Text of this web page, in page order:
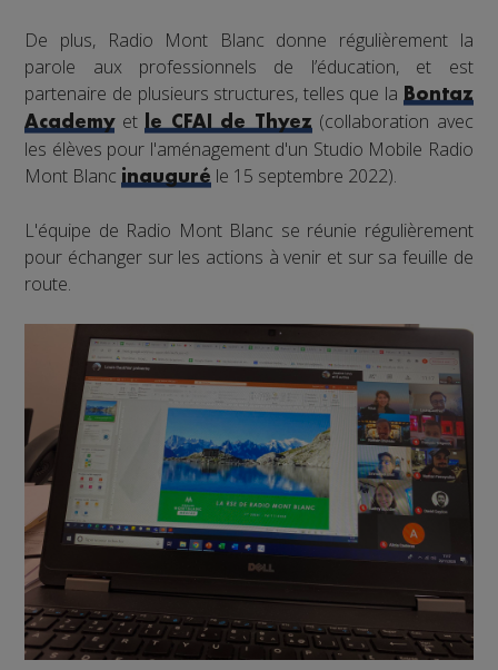
De plus, Radio Mont Blanc donne régulièrement la
parole aux professionnels de l’éducation, et est
partenaire de plusieurs structures, telles que la
Bontaz
Academyet le CFAI de Thyez(collaboration avec
les élèves pour l'aménagement d'un Studio Mobile Radio
Mont Blancinauguré le 15 septembre 2022).
L'équipe de Radio Mont Blanc se réunie régulièrement
pour échanger sur les actions à venir et sur sa feuille de
route.